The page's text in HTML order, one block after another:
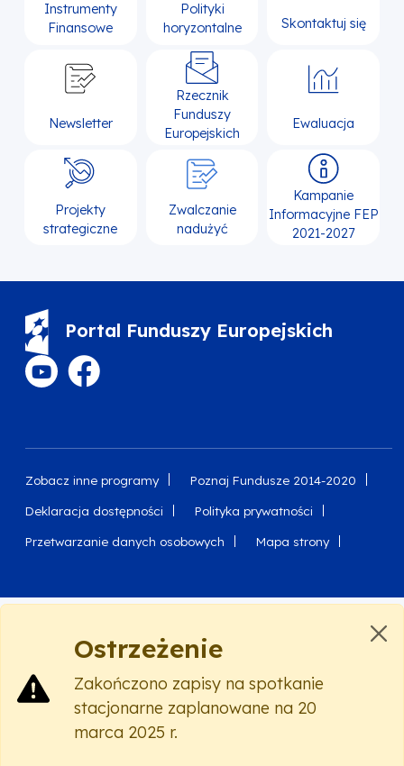
Ostrzeżenie
Zakończono zapisy na spotkanie
stacjonarne zaplanowane na 20
marca 2025 r.
Instrumenty
Finansowe
Polityki
horyzontalne
Skontaktuj się
Newsletter
Rzecznik
Funduszy
Europejskich
Ewaluacja
Projekty
strategiczne
Zwalczanie
nadużyć
Kampanie
Informacyjne FEP
2021-2027
Portal Funduszy Europejskich
Zobacz inne programy Poznaj Fundusze 2014-2020
Deklaracja dostępności Polityka prywatności
Przetwarzanie danych osobowych Mapa strony
Serwis dofinansowany przez Unię Europejską z programu
Fundusze Europejskie dla Pomorza na lata 2021-2027.
© Urząd Marszałkowski Województwa Pomorskiego 2023